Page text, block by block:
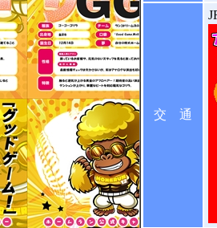
交 通